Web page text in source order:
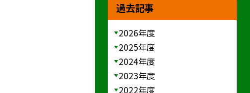
過去記事
2026年度
2025年度
2024年度
2023年度
2022年度